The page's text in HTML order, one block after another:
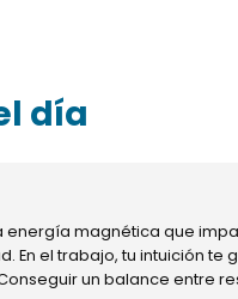
día
energía magnética que
En el trabajo, tu intuición
un balance entre